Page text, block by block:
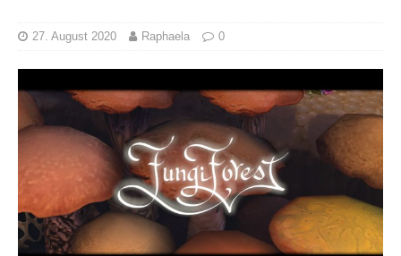
27. August 2020 Raphaela 0